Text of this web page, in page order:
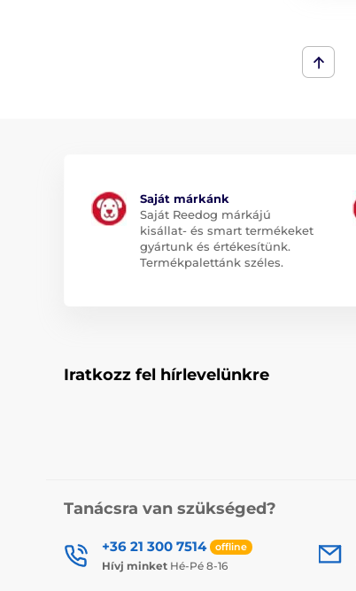
Saját márkánk
Saját Reedog márkájú
kisállat- és smart termékeket
gyártunk és értékesítünk.
Termékpalettánk széles.
Iratkozz fel hírlevelünkre
Tanácsra van szükséged?
+36 21 300 7514 offline
Hívj minket Hé-Pé 8-16